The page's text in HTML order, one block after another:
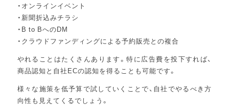
・オンラインイベント
・新聞折込みチラシ
・B to BへのDM
・クラウドファンディングによる予約販売との複合
やれることはたくさんあります。特に広告費を投下すれば、
商品認知と自社ECの認知を得ることも可能です。
様々な施策を低予算で試していくことで、自社でやるべき方
向性も見えてくるでしょう。